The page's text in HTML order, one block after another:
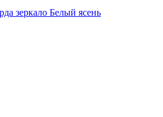
зеркало Белый ясень